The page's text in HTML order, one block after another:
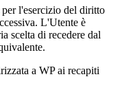
l'esercizio del diritto
L'Utente è
scelta di recedere dal
a WP ai recapiti